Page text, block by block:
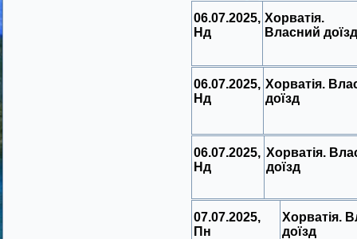
06.07.2025,
Нд
Хорватія.
Власний доїзд
06.07.2025,
Нд
Хорватія.
доїзд
06.07.2025,
Нд
Хорватія.
доїзд
07.07.2025,
Пн
Хорватія.
доїзд